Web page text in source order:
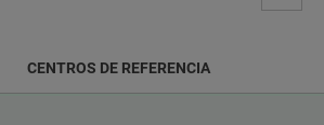
Guide
CENTROS DE REFERENCIA